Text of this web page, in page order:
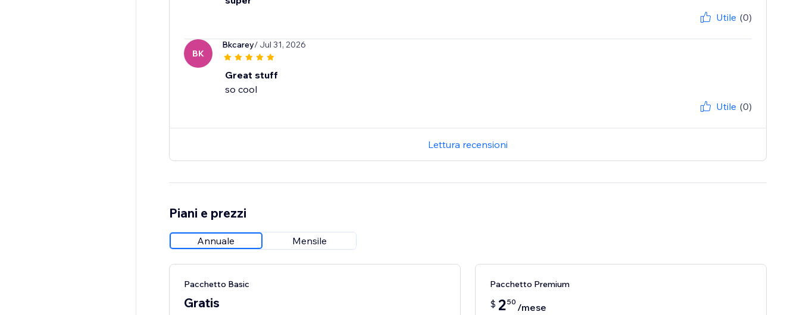
Utile (0)
BK
Bkcarey/ Jul 31, 2026
Great stuff
so cool
Utile (0)
Lettura recensioni
Piani e prezzi
Annuale Mensile
Pacchetto Basic
Gratis
Pacchetto Premium
$ 250 /mese